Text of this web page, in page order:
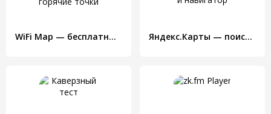
WiFi Map — бесплатные пароли и горячие точки Яндекс.Карты — поиск мест и навигатор